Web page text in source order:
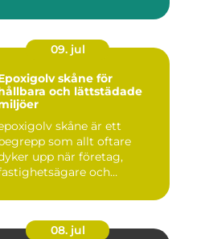
09. jul
skåne för
och lättstädade
skåne är ett
som allt oftare
upp när företag,
och
08. jul